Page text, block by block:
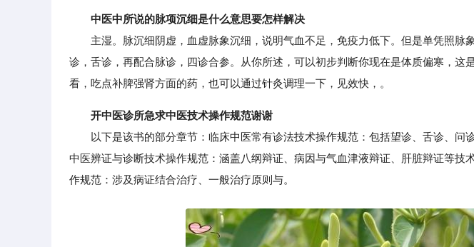
中医中所说的脉项沉细是什么意思要怎样解决
主湿。脉沉细阴虚，血虚脉象沉细，说明气血不足，免疫力低下。但是单凭照脉
诊，舌诊，再配合脉诊，四诊合参。从你所述，可以初步判断你现在是体质偏寒，这
看，吃点补脾强肾方面的药，也可以通过针灸调理一下，见效快，。
开中医诊所急求中医技术操作规范谢谢
以下是该书的部分章节：临床中医常有诊法技术操作规范：包括望诊、舌诊、问
中医辨证与诊断技术操作规范：涵盖八纲辩证、病因与气血津液辩证、肝脏辩证等技
作规范：涉及病证结合治疗、一般治疗原则与。